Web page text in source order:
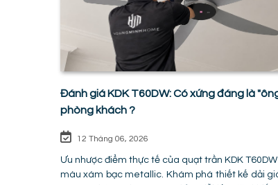
Đánh giá KDK T60DW: Có xứng đáng là
phòng khách ?
12 Tháng 06, 2026
Ưu nhược điểm thực tế của quạt trần KDK
màu xám bạc metallic. Khám phá thiết kế dải